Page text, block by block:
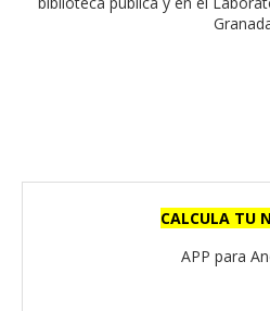
CALCULA TU
APP para